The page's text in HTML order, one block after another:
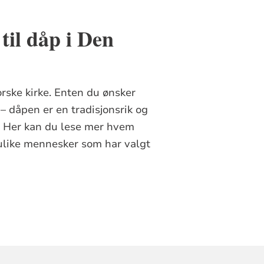
dåp i Den
kirke. Enten du ønsker
dåpen er en tradisjonsrik og
kan du lese mer hvem
mennesker som har valgt